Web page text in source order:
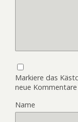
Markiere das
neue
Name